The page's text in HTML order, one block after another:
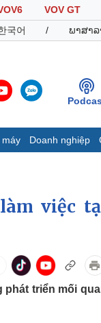
VOV GT
국어 / ພາສາລ
máy Doanh nghiệp
Bất
việc
phát triển mối